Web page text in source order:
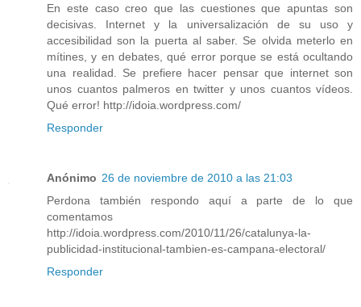
En este caso creo que las cuestiones que apuntas son
decisivas. Internet y la universalización de su uso y
accesibilidad son la puerta al saber. Se olvida meterlo en
mítines, y en debates, qué error porque se está ocultando
una realidad. Se prefiere hacer pensar que internet son
unos cuantos palmeros en twitter y unos cuantos vídeos.
Qué error! http://idoia.wordpress.com/
Responder
Anónimo 26 de noviembre de 2010 a las 21:03
Perdona también respondo aquí a parte de lo que
comentamos
http://idoia.wordpress.com/2010/11/26/catalunya-la-
publicidad-institucional-tambien-es-campana-electoral/
Responder